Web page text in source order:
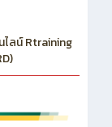
ลน์ Rtraining